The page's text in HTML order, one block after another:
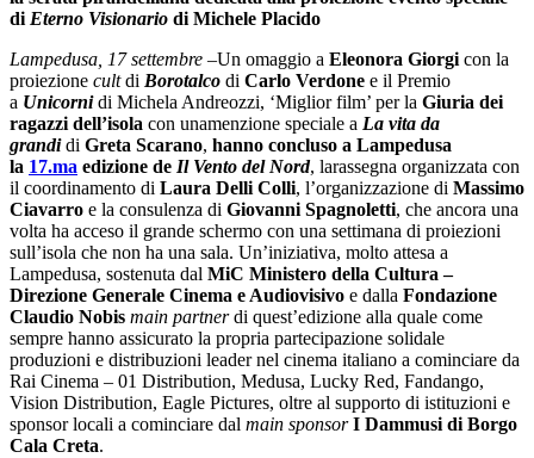
di Eterno Visionario di Michele Placido
Lampedusa, 17 settembre –Un omaggio a Eleonora Giorgi con la
proiezione cultdi Borotalco di Carlo Verdone e il Premio
a Unicorni di Michela Andreozzi, ‘Miglior film’ per la Giuria dei
ragazzi dell’isola con unamenzione speciale a La vita da
grandidi Greta Scarano, hanno concluso a Lampedusa
la 17.ma edizione de Il Vento del Nord, larassegna organizzata con
il coordinamento di Laura Delli Colli, l’organizzazione di Massimo
Ciavarro e la consulenza di Giovanni Spagnoletti, che ancora una
volta ha acceso il grande schermo con una settimana di proiezioni
sull’isola che non ha una sala. Un’iniziativa, molto attesa a
Lampedusa, sostenuta dal MiC Ministero della Cultura –
Direzione Generale Cinema e Audiovisivo e dalla Fondazione
Claudio Nobis main partnerdi quest’edizione alla quale come
sempre hanno assicurato la propria partecipazione solidale
produzioni e distribuzioni leader nel cinema italiano a cominciare da
Rai Cinema – 01 Distribution, Medusa, Lucky Red, Fandango,
Vision Distribution, Eagle Pictures, oltre al supporto di istituzioni e
sponsor locali a cominciare dal main sponsor I Dammusi di Borgo
Cala Creta.